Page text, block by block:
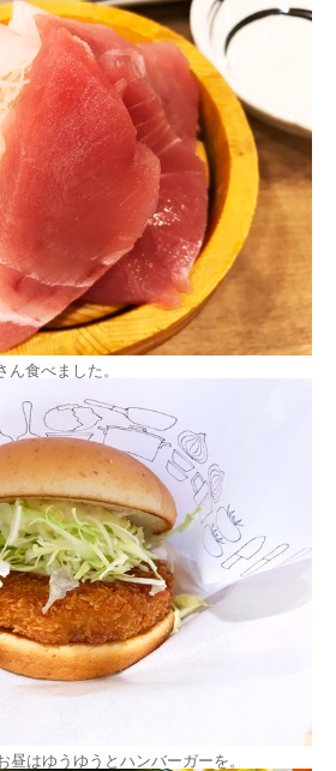
食べました。
昼はゆうゆうとハンバーガーを。